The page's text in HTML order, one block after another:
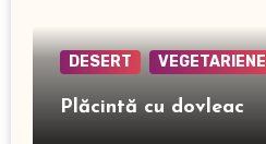
DESERT VEGETARIENE
Plăcintă cu dovleac